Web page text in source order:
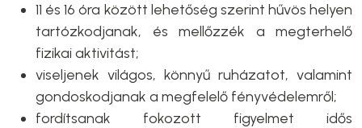
11 és 16 óra között lehetőség szerint hűvös helyen
tartózkodjanak, és mellőzzék a megterhelő
fizikai aktivitást;
viseljenek világos, könnyű ruházatot, valamint
gondoskodjanak a megfelelő fényvédelemről;
fordítsanak fokozott figyelmet idős